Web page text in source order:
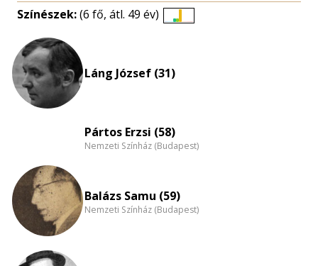
Színészek:(6 fő, átl. 49 év)
Láng József (31)
Pártos Erzsi (58)
Nemzeti Színház (Budapest)
Balázs Samu (59)
Nemzeti Színház (Budapest)